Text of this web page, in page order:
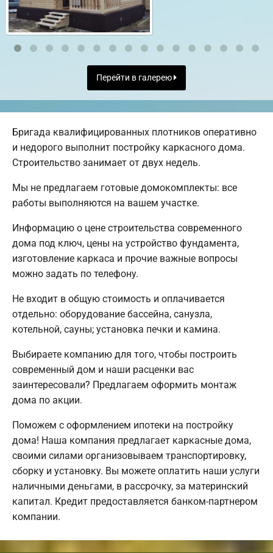
Перейти в галерею
Бригада квалифицированных плотников оперативно
и недорого выполнит постройку каркасного дома.
Строительство занимает от двух недель.
Мы не предлагаем готовые домокомплекты: все
работы выполняются на вашем участке.
Информацию о цене строительства современного
дома под ключ, цены на устройство фундамента,
изготовление каркаса и прочие важные вопросы
можно задать по телефону.
Не входит в общую стоимость и оплачивается
отдельно: оборудование бассейна, санузла,
котельной, сауны; установка печки и камина.
Выбираете компанию для того, чтобы построить
современный дом и наши расценки вас
заинтересовали? Предлагаем оформить монтаж
дома по акции.
Поможем с оформлением ипотеки на постройку
дома! Наша компания предлагает каркасные дома,
своими силами организовываем транспортировку,
сборку и установку. Вы можете оплатить наши услуги
наличными деньгами, в рассрочку, за материнский
капитал. Кредит предоставляется банком-партнером
компании.